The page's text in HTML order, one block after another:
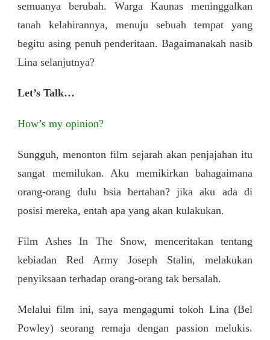
semuanya berubah. Warga Kaunas meninggalkan
tanah kelahirannya, menuju sebuah tempat yang
begitu asing penuh penderitaan. Bagaimanakah nasib
Lina selanjutnya?
Let’s Talk…
How’s my opinion?
Sungguh, menonton film sejarah akan penjajahan itu
sangat memilukan. Aku memikirkan bahagaimana
orang-orang dulu bsia bertahan? jika aku ada di
posisi mereka, entah apa yang akan kulakukan.
Film Ashes In The Snow, menceritakan tentang
kebiadan Red Army Joseph Stalin, melakukan
penyiksaan terhadap orang-orang tak bersalah.
Melalui film ini, saya mengagumi tokoh Lina (Bel
Powley) seorang remaja dengan passion melukis.